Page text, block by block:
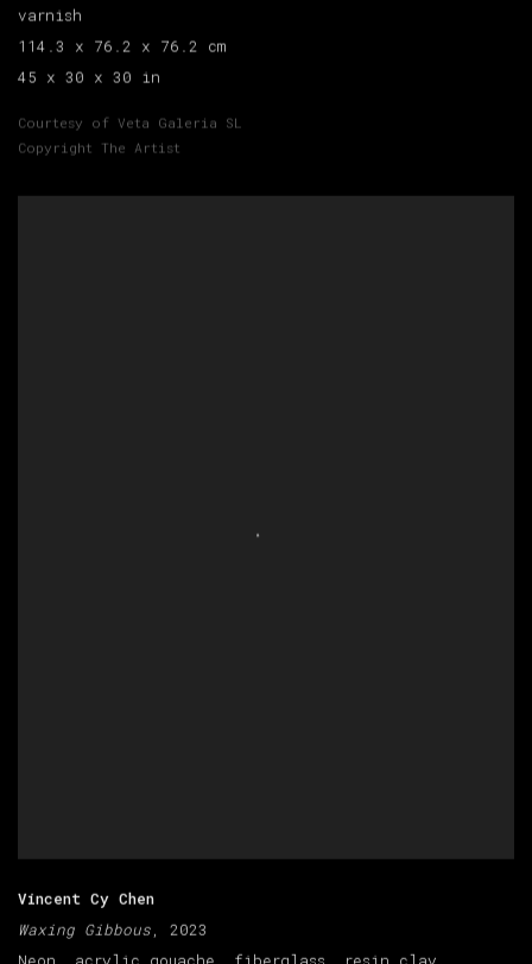
varnish
114.3 x 76.2 x 76.2 cm
45 x 30 x 30 in
Courtesy of Veta Galeria SL
Copyright The Artist
Vincent Cy Chen
Waxing Gibbous, 2023
Neon, acrylic gouache, fiberglass, resin clay,